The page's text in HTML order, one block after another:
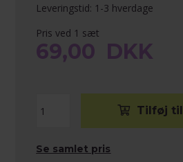
Leveringstid: 1-3 hverdage
Pris ved 1 sæt
69,00 DKK
Se samlet pris